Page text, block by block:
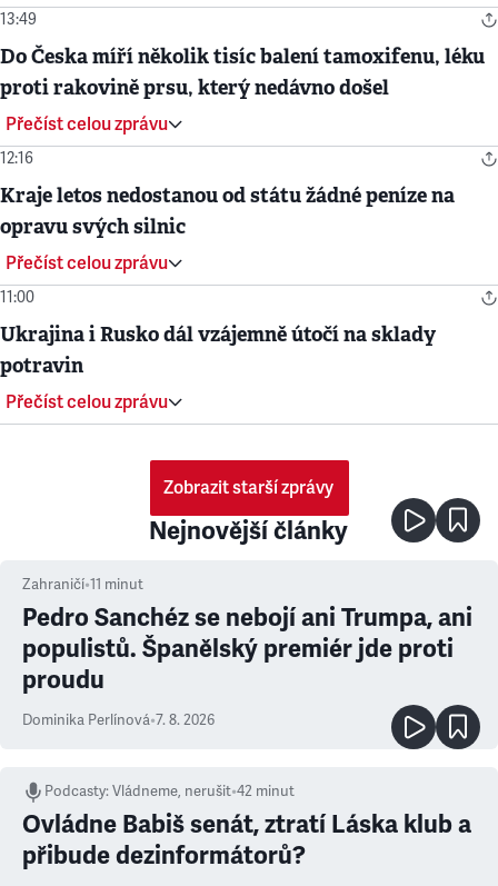
13:49
Do Česka míří několik tisíc balení tamoxifenu, léku
proti rakovině prsu, který nedávno došel
Přečíst celou zprávu
12:16
Kraje letos nedostanou od státu žádné peníze na
opravu svých silnic
Přečíst celou zprávu
11:00
Ukrajina i Rusko dál vzájemně útočí na sklady
potravin
Přečíst celou zprávu
Zobrazit starší zprávy
Nejnovější články
Zahraničí•11 minut
Pedro Sanchéz se nebojí ani Trumpa, ani
populistů. Španělský premiér jde proti
proudu
Dominika Perlínová•7. 8. 2026
Podcasty:Vládneme, nerušit•42 minut
Ovládne Babiš senát, ztratí Láska klub a
přibude dezinformátorů?